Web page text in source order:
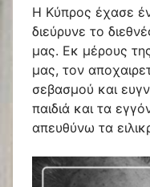
Η Κύπρος έχασε
διεύρυνε το
μας. Εκ μέρους
μας, τον
σεβασμού και
παιδιά και τα
απευθύνω τα